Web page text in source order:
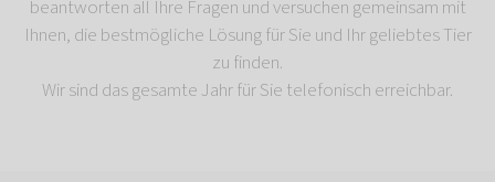
beantworten all Ihre Fragen und versuchen gemeinsam mit
Ihnen, die bestmögliche Lösung für Sie und Ihr geliebtes Tier
zu finden.
Wir sind das gesamte Jahr für Sie telefonisch erreichbar.